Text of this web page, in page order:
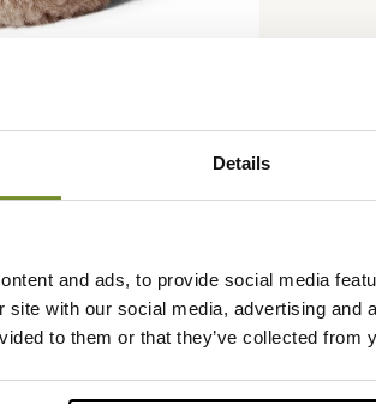
Details
and ads, to provide social media
site with our social media, advertising and
to them or that they’ve collected from
double couche avec des
contre le froid et
Fiche
Composition
Doublure